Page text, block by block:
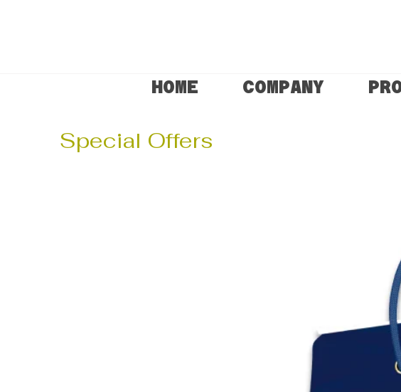
HOME COMPANY
Special Offers